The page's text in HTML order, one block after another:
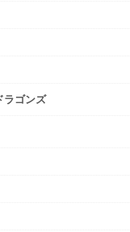
ラゴンズ